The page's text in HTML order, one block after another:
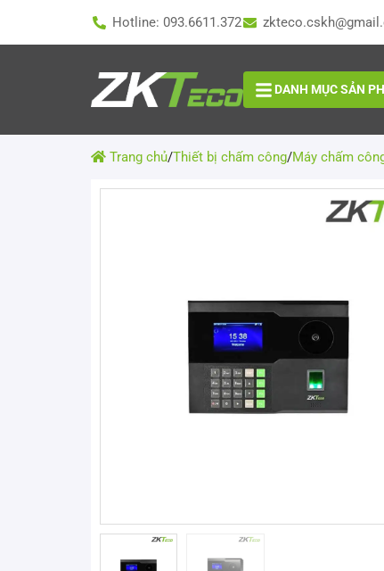
Hotline: 093.6611.372
DANH MỤC SẢN
Trang chủ/Thiết bị chấm công/Máy chấm